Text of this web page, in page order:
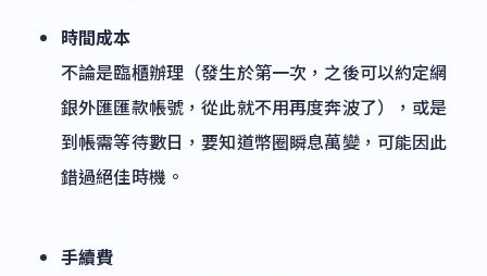
時間成本
不論是臨櫃辦理（發生於第一次，之後可以約定網
銀外匯匯款帳號，從此就不用再度奔波了），或是
到帳需等待數日，要知道幣圈瞬息萬變，可能因此
錯過絕佳時機。
手續費